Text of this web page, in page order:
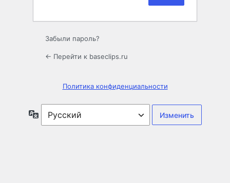
Забыли пароль?
← Перейти к baseclips.ru
Политика конфиденциальности
Язык